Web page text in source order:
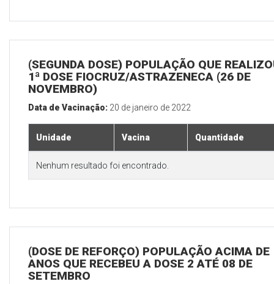
(SEGUNDA DOSE) POPULAÇÃO QUE
1ª DOSE FIOCRUZ/ASTRAZENECA (26 DE
NOVEMBRO)
Data de Vacinação: 20 de janeiro de 2022
Unidade Vacina Quantidade
Nenhum resultado foi encontrado.
(DOSE DE REFORÇO) POPULAÇÃO ACIMA DE
ANOS QUE RECEBEU A DOSE 2 ATÉ 08 DE
SETEMBRO